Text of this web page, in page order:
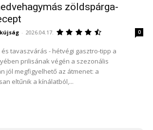
zöldspárga-
- 2026.04.17. 0
tavaszvárás - hétvégi gasztro-tipp a
a szezonális
jól megfigyelhető az átmenet: a
eltűnik a kínálatból,...